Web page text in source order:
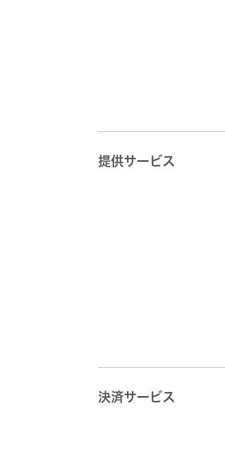
提供サービス
決済サービス